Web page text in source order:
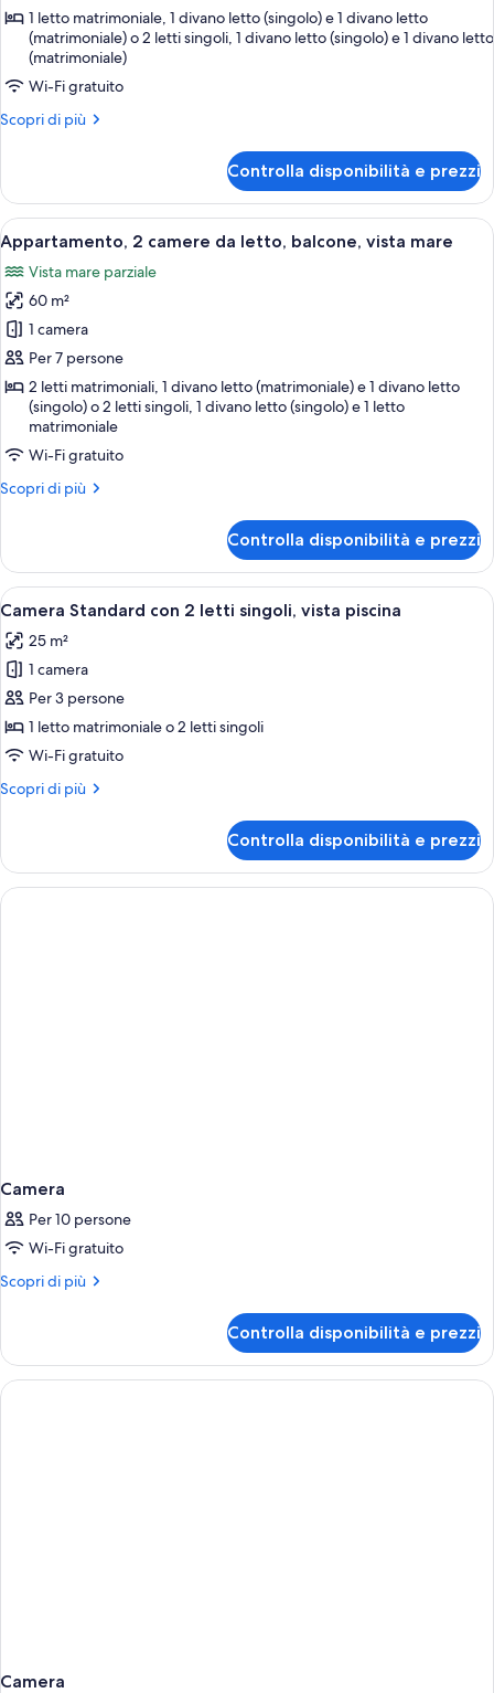
1
camera
letto,
balcone,
1 letto matrimoniale, 1 divano letto (singolo) e 1 divano letto
(matrimoniale) o 2 letti singoli, 1 divano letto (singolo) e 1 divano letto
(matrimoniale)
Wi-Fi gratuito
Scopri di più
Altri
1
camera
da
letto,
balcone,
vista
mare
Controlla disponibilità e prezzi
Apri
tutte
le
foto
per
Appartamento,
2
camere
letto,
balcone,
Appartamento, 2 camere da letto,
7
Appartamento, 2 camere da letto, balcone, vista mare
Vista mare parziale
60 m²
1 camera
Per 7 persone
2 letti matrimoniali, 1 divano letto (matrimoniale) e 1 divano letto
(singolo) o 2 letti singoli, 1 divano letto (singolo) e 1 letto
matrimoniale
Wi-Fi gratuito
Scopri di più
Altri
2
camere
da
balcone,
vista
mare
Controlla disponibilità e prezzi
Apri
tutte
le
foto
per
Camera
Standard
2
vista
piscina
Camera d'albergo con due letti, una
6
Camera Standard con 2 letti singoli, vista piscina
25 m²
1 camera
Per 3 persone
1 letto matrimoniale o 2 letti singoli
Wi-Fi gratuito
Scopri di più
Altri
Standard
con
2
Controlla disponibilità e prezzi
Camera
Per 10 persone
Wi-Fi gratuito
Scopri di più
Altri
Controlla disponibilità e prezzi
Camera